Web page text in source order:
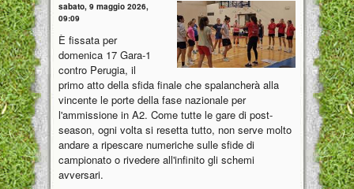
sabato, 9 maggio 2026,
09:09
È fissata per
domenica 17 Gara-1
contro Perugia, il
primo atto della sfida finale che spalancherà alla
vincente le porte della fase nazionale per
l'ammissione in A2. Come tutte le gare di post-
season, ogni volta si resetta tutto, non serve molto
andare a ripescare numeriche sulle sfide di
campionato o rivedere all'infinito gli schemi
avversari.